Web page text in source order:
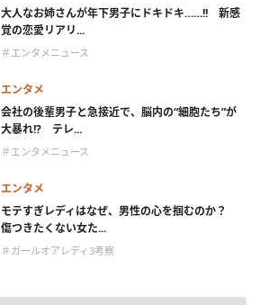
大人なお姉さんが年下男子にドキドキ……!! 新感
覚の恋愛リアリ...
＃エンタメニュース
エンタメ
会社の後輩男子と急接近で、脳内の“細胞たち”が
大暴れ!? テレ...
＃エンタメニュース
エンタメ
モテすぎレディはなぜ、男性の心を掴むのか？
傷つきたくない女た...
＃ガールオアレディ3考察